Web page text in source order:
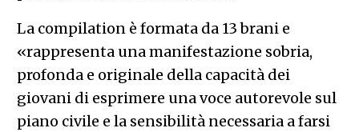
La compilation è formata da 13 brani e
«rappresenta una manifestazione sobria,
profonda e originale della capacità dei
giovani di esprimere una voce autorevole sul
piano civile e la sensibilità necessaria a farsi